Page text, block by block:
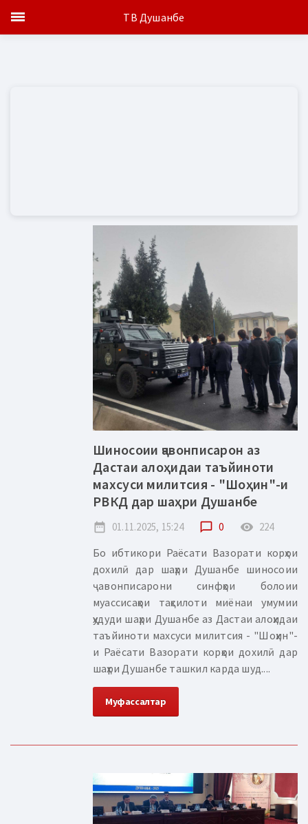
Шиносоии ҷавонписарон аз
Дастаи алоҳидаи таъйиноти
махсуси милитсия - "Шоҳин"-и
РВКД дар шаҳри Душанбе
date_range 01.11.2025, 15:24 chat_bubble_outline 0 remove_red_eye 224
Бо ибтикори Раёсати Вазорати корҳои
дохилӣ дар шаҳри Душанбе шиносоии
ҷавонписарони синфҳои болоии
муассисаҳои таҳсилоти миёнаи умумии
ҳудуди шаҳри Душанбе аз Дастаи алоҳидаи
таъйиноти махсуси милитсия - "Шоҳин"-
и Раёсати Вазорати корҳои дохилӣ дар
шаҳри Душанбе ташкил карда шуд....
Муфассалтар
ТВ Душанбе